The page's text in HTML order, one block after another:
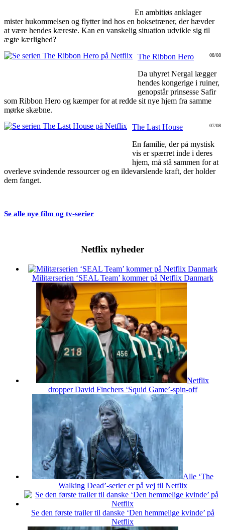
En ambitiøs anklager
mister hukommelsen og flytter ind hos en boksetræner, der hævder
at være hendes kæreste. Kan en vanskelig situation udvikle sig til
ægte kærlighed?
08/08
The Ribbon Hero
Da uhyret Nergal lægger
hendes kongerige i ruiner,
genopstår prinsesse Safir
som Ribbon Hero og kæmper for at redde sit nye hjem fra samme
mørke skæbne.
07/08
The Last House
En familie, der på mystisk
vis er spærret inde i deres
hjem, må stå sammen for at
overleve svindende ressourcer og en ildevarslende kraft, der holder
dem fanget.
Se alle nye film og tv-serier
Netflix nyheder
Militærserien ‘SEAL Team’ kommer på Netflix Danmark
Netflix
dropper David Finchers ‘Squid Game’-spin-off
Alle ‘The
Walking Dead’-serier er på vej til Netflix
Se den første trailer til danske ‘Den hemmelige kvinde’ på
Netflix